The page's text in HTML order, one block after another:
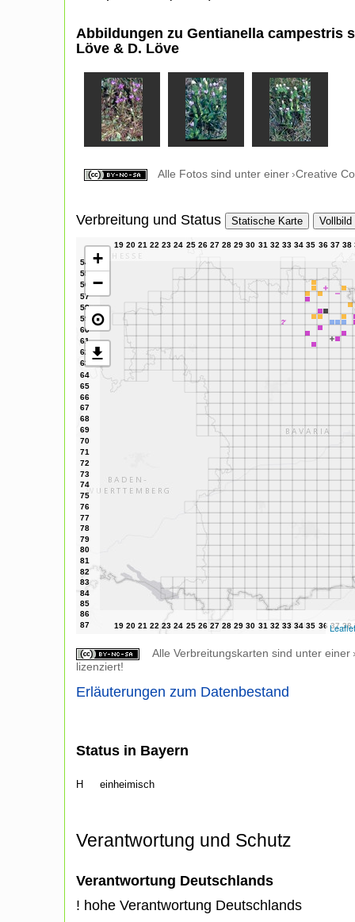
Abbildungen zu Gentianella campestris
Löve & D. Löve
Alle Fotos sind unter einer Creative
Verbreitung und Status Statische Karte Vollbild
+
−
⊙
Leaflet
Alle Verbreitungskarten sind unter einer
lizenziert!
Erläuterungen zum Datenbestand
Status in Bayern
H einheimisch
Verantwortung und Schutz
Verantwortung Deutschlands
! hohe Verantwortung Deutschlands